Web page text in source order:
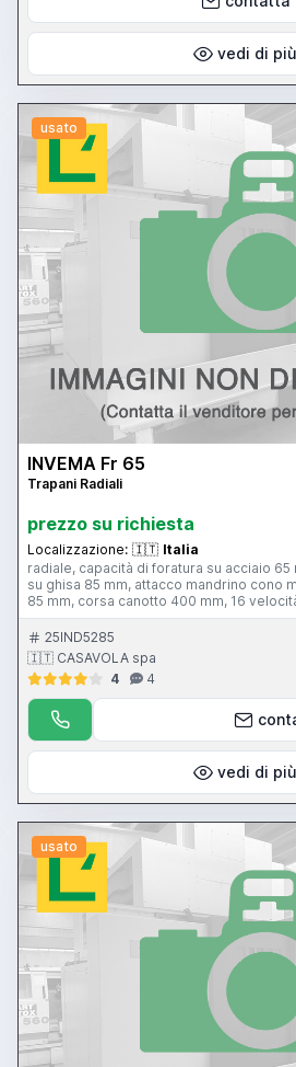
vedi di più
usato
INVEMA Fr 65
Trapani Radiali
prezzo su richiesta
Localizzazione: 🇮🇹 Italia
radiale, capacità di foratura su acciaio 65
su ghisa 85 mm, attacco mandrino cono
85 mm, corsa canotto 400 mm, 16
giri/min, sbraccio 2.000 mm, bloccaggi
25IND5285
🇮🇹 CASAVOLA spa
4
4
vedi di più
usato